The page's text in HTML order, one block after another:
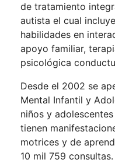
de tratamiento
autista el cual
habilidades en
apoyo familiar,
psicológica
Desde el 2002 se
Mental Infantil y
niños y
tienen
motrices y de
10 mil 759